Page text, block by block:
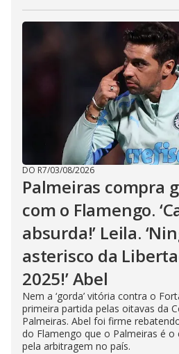
DO R7/03/08/2026
Palmeiras compra
com o Flamengo.
absurda!’ Leila.
asterisco da
2025!’ Abel
Nem a ‘gorda’ vitória contra o
primeira partida pelas oitavas da
Palmeiras. Abel foi firme
do Flamengo que o Palmeiras é o
pela arbitragem no país.